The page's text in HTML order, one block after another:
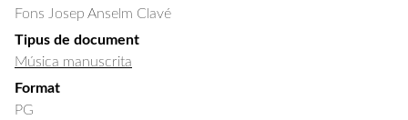
Fons Josep Anselm Clavé
Tipus de document
Música manuscrita
Format
PG